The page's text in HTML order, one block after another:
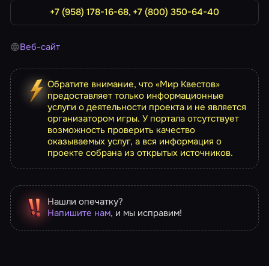
+7 (958) 178-16-68, +7 (800) 350-64-40
Веб-сайт
Обратите внимание, что «Мир Квестов»
предоставляет только информационные
услуги о деятельности проекта и не является
организатором игры. У портала отсутствует
возможность проверить качество
оказываемых услуг, а вся информация о
проекте собрана из открытых источников.
Нашли опечатку?
Напишите нам, и мы исправим!